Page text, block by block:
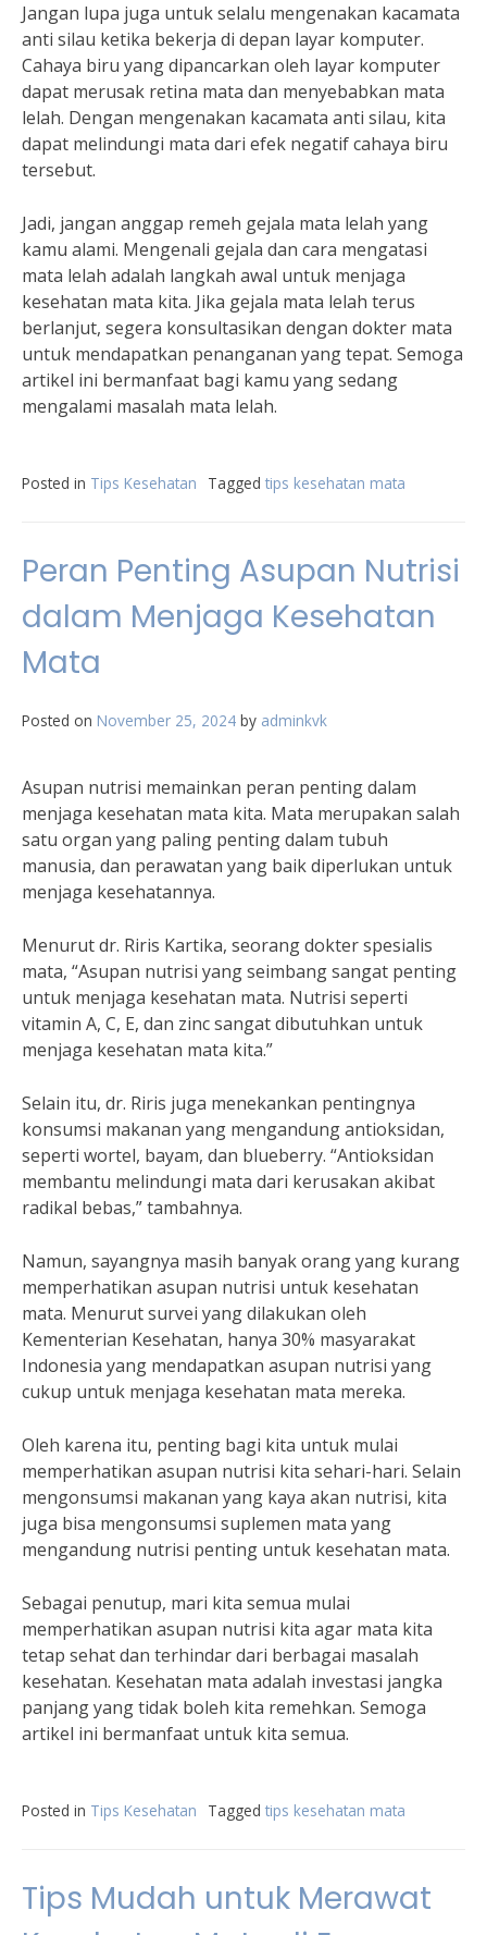
Jangan lupa juga untuk selalu mengenakan kacamata
anti silau ketika bekerja di depan layar komputer.
Cahaya biru yang dipancarkan oleh layar komputer
dapat merusak retina mata dan menyebabkan mata
lelah. Dengan mengenakan kacamata anti silau, kita
dapat melindungi mata dari efek negatif cahaya biru
tersebut.
Jadi, jangan anggap remeh gejala mata lelah yang
kamu alami. Mengenali gejala dan cara mengatasi
mata lelah adalah langkah awal untuk menjaga
kesehatan mata kita. Jika gejala mata lelah terus
berlanjut, segera konsultasikan dengan dokter mata
untuk mendapatkan penanganan yang tepat. Semoga
artikel ini bermanfaat bagi kamu yang sedang
mengalami masalah mata lelah.
Posted in Tips Kesehatan Tagged tips kesehatan mata
Peran Penting Asupan Nutrisi
dalam Menjaga Kesehatan
Mata
Posted on November 25, 2024 by adminkvk
Asupan nutrisi memainkan peran penting dalam
menjaga kesehatan mata kita. Mata merupakan salah
satu organ yang paling penting dalam tubuh
manusia, dan perawatan yang baik diperlukan untuk
menjaga kesehatannya.
Menurut dr. Riris Kartika, seorang dokter spesialis
mata, “Asupan nutrisi yang seimbang sangat penting
untuk menjaga kesehatan mata. Nutrisi seperti
vitamin A, C, E, dan zinc sangat dibutuhkan untuk
menjaga kesehatan mata kita.”
Selain itu, dr. Riris juga menekankan pentingnya
konsumsi makanan yang mengandung antioksidan,
seperti wortel, bayam, dan blueberry. “Antioksidan
membantu melindungi mata dari kerusakan akibat
radikal bebas,” tambahnya.
Namun, sayangnya masih banyak orang yang kurang
memperhatikan asupan nutrisi untuk kesehatan
mata. Menurut survei yang dilakukan oleh
Kementerian Kesehatan, hanya 30% masyarakat
Indonesia yang mendapatkan asupan nutrisi yang
cukup untuk menjaga kesehatan mata mereka.
Oleh karena itu, penting bagi kita untuk mulai
memperhatikan asupan nutrisi kita sehari-hari. Selain
mengonsumsi makanan yang kaya akan nutrisi, kita
juga bisa mengonsumsi suplemen mata yang
mengandung nutrisi penting untuk kesehatan mata.
Sebagai penutup, mari kita semua mulai
memperhatikan asupan nutrisi kita agar mata kita
tetap sehat dan terhindar dari berbagai masalah
kesehatan. Kesehatan mata adalah investasi jangka
panjang yang tidak boleh kita remehkan. Semoga
artikel ini bermanfaat untuk kita semua.
Posted in Tips Kesehatan Tagged tips kesehatan mata
Tips Mudah untuk Merawat